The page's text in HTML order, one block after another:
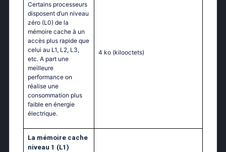
Certains processeurs
disposent d’un niveau
zéro (L0) de la
mémoire cache à un
accès plus rapide que
celui au L1, L2, L3,
etc. A part une
meilleure
performance on
réalise une
consommation plus
faible en énergie
électrique.
4 ko (kilooctets)
La mémoire cache
niveau 1 (L1)